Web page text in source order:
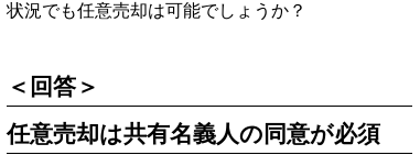
状況でも任意売却は可能でしょうか？
＜回答＞
任意売却は共有名義人の同意が必須